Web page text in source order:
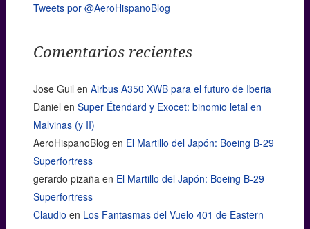
Tweets por @AeroHispanoBlog
Comentarios recientes
Jose Guil en Airbus A350 XWB para el futuro de Iberia
Daniel en Super Étendard y Exocet: binomio letal en
Malvinas (y II)
AeroHispanoBlog en El Martillo del Japón: Boeing B-29
Superfortress
gerardo pizañaen El Martillo del Japón: Boeing B-29
Superfortress
Claudio en Los Fantasmas del Vuelo 401 de Eastern